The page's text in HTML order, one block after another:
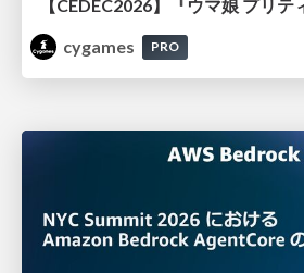
cygames
PRO